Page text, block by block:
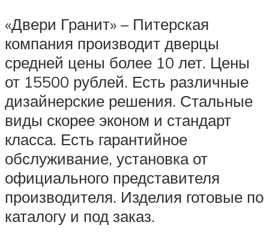
«Двери Гранит» – Питерская
компания производит дверцы
средней цены более 10 лет. Цены
от 15500 рублей. Есть различные
дизайнерские решения. Стальные
виды скорее эконом и стандарт
класса. Есть гарантийное
обслуживание, установка от
официального представителя
производителя. Изделия готовые по
каталогу и под заказ.